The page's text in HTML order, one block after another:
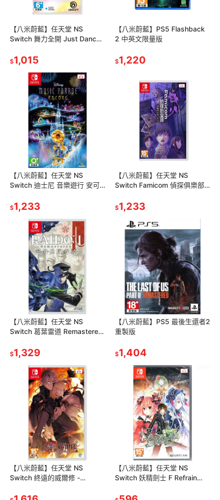
【八米蔚藍】任天堂 NS
Switch 舞力全開 Just Dance
$1,015
【八米蔚藍】PS5 Flashback
2 中英文限量版
$1,220
【八米蔚藍】任天堂 NS
Switch 迪士尼 音樂遊行 安可
$1,233
【八米蔚藍】任天堂 NS
Switch Famicom 偵探俱樂部
件 中文版
$1,233
【八米蔚藍】任天堂 NS
Switch 葛葉雷道 Remastered:
$1,329
【八米蔚藍】PS5 最後生還者2
重製版
$1,404
【八米蔚藍】任天堂 NS
Switch 終遠的威爾修 -
【八米蔚藍】任天堂 NS
Switch 妖精劍士 F Refrain